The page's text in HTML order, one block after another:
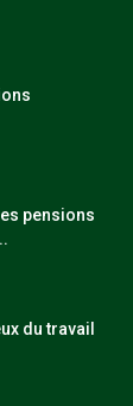
pensions
du travail